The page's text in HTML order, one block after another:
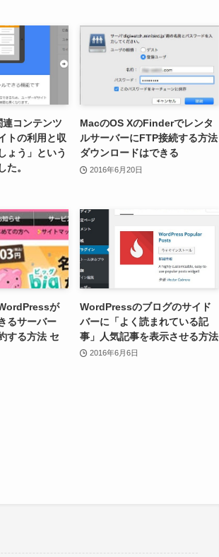
コンテンツ
トの利用と収
ょう」という
た。
MacのOS XのFinderでレンタ
ルサーバーにFTP接続する方法
ダウンロードはできる
2016年6月20日
が
るサーバー
する方法 セ
WordPressのブログのサイド
バーに「よく読まれている記
事」人気記事を表示させる方法
2016年6月6日